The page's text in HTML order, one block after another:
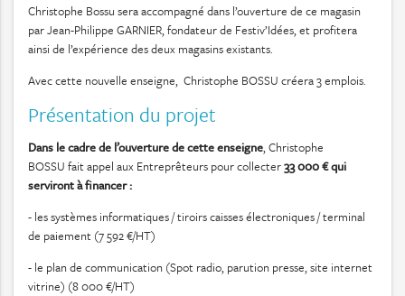
Christophe Bossu sera accompagné dans l’ouverture de ce magasin
par Jean-Philippe GARNIER, fondateur de Festiv’Idées, et profitera
ainsi de l’expérience des deux magasins existants.
Avec cette nouvelle enseigne, Christophe BOSSU créera 3 emplois.
Présentation du projet
Dans le cadre de l’ouverture de cette enseigne, Christophe
BOSSU fait appel aux Entreprêteurs pour collecter33 000 € qui
serviront à financer :
- les systèmes informatiques / tiroirs caisses électroniques / terminal
de paiement (7 592 €/HT)
- le plan de communication (Spot radio, parution presse, site internet
vitrine) (8 000 €/HT)